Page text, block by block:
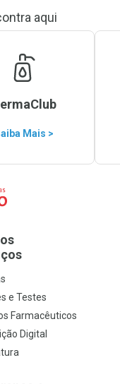
aqui
Mais >
e Testes
Farmacêuticos
Digital